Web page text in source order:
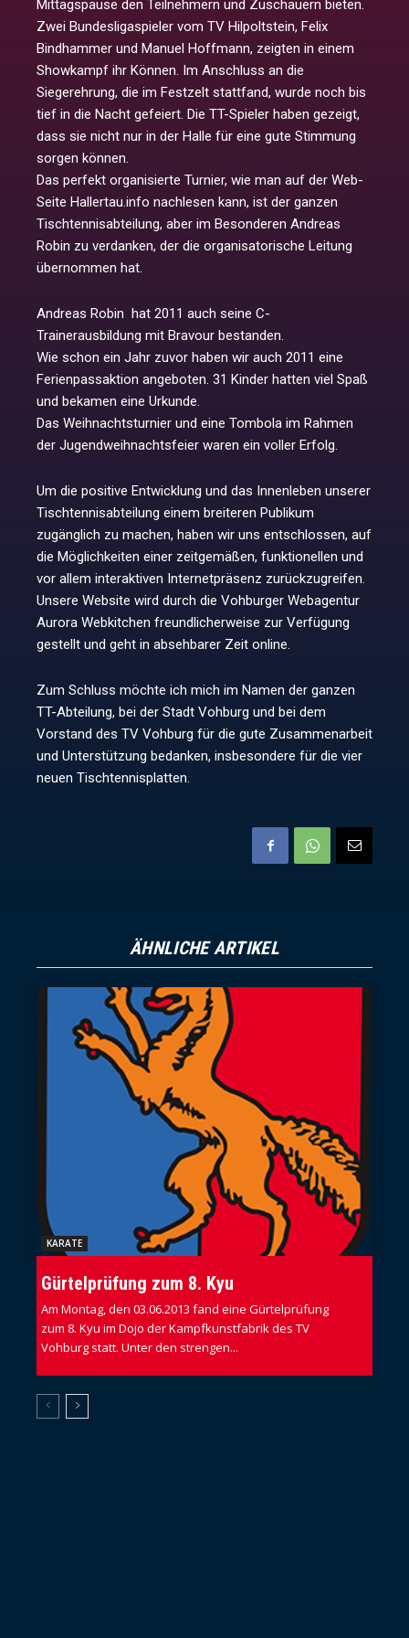
Mittagspause den Teilnehmern und Zuschauern bieten.
Zwei Bundesligaspieler vom TV Hilpoltstein, Felix
Bindhammer und Manuel Hoffmann, zeigten in einem
Showkampf ihr Können. Im Anschluss an die
Siegerehrung, die im Festzelt stattfand, wurde noch bis
tief in die Nacht gefeiert. Die TT-Spieler haben gezeigt,
dass sie nicht nur in der Halle für eine gute Stimmung
sorgen können.
Das perfekt organisierte Turnier, wie man auf der Web-
Seite Hallertau.info nachlesen kann, ist der ganzen
Tischtennisabteilung, aber im Besonderen Andreas
Robin zu verdanken, der die organisatorische Leitung
übernommen hat.
Andreas Robin hat 2011 auch seine C-
Trainerausbildung mit Bravour bestanden.
Wie schon ein Jahr zuvor haben wir auch 2011 eine
Ferienpassaktion angeboten. 31 Kinder hatten viel Spaß
und bekamen eine Urkunde.
Das Weihnachtsturnier und eine Tombola im Rahmen
der Jugendweihnachtsfeier waren ein voller Erfolg.
Um die positive Entwicklung und das Innenleben unserer
Tischtennisabteilung einem breiteren Publikum
zugänglich zu machen, haben wir uns entschlossen, auf
die Möglichkeiten einer zeitgemäßen, funktionellen und
vor allem interaktiven Internetpräsenz zurückzugreifen.
Unsere Website wird durch die Vohburger Webagentur
Aurora Webkitchen freundlicherweise zur Verfügung
gestellt und geht in absehbarer Zeit online.
Zum Schluss möchte ich mich im Namen der ganzen
TT-Abteilung, bei der Stadt Vohburg und bei dem
Vorstand des TV Vohburg für die gute Zusammenarbeit
und Unterstützung bedanken, insbesondere für die vier
neuen Tischtennisplatten.
ÄHNLICHE ARTIKEL
KARATE
Gürtelprüfung zum 8. Kyu
Am Montag, den 03.06.2013 fand eine Gürtelprüfung
zum 8. Kyu im Dojo der Kampfkunstfabrik des TV
Vohburg statt. Unter den strengen...